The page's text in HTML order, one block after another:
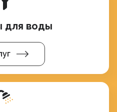
для воды